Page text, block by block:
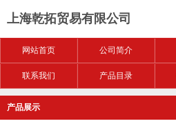
上海乾拓贸易有限公司
网站首页 公司简介
联系我们 产品目录
产品展示